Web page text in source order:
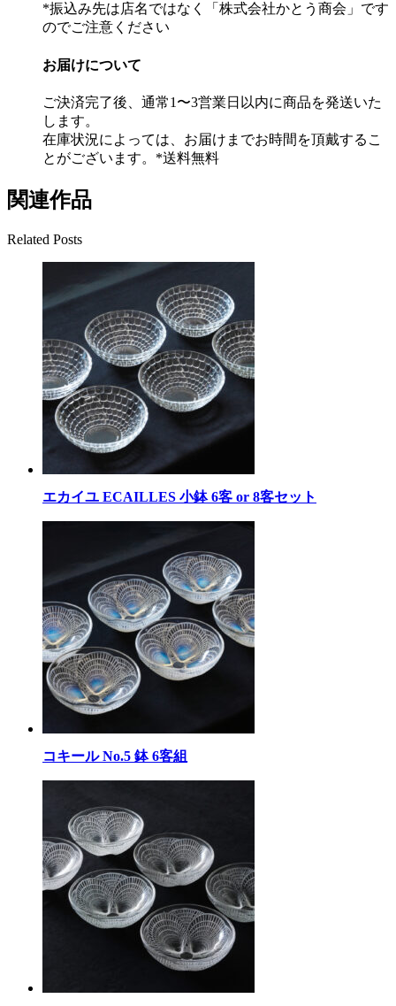
*振込み先は店名ではなく「株式会社かとう商会」です
のでご注意ください
お届けについて
ご決済完了後、通常1〜3営業日以内に商品を発送いた
します。
在庫状況によっては、お届けまでお時間を頂戴するこ
とがございます。*送料無料
関連作品
Related Posts
エカイユ ECAILLES 小鉢 6客 or 8客セット
コキール No.5 鉢 6客組